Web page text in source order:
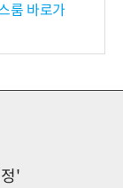
룸 바로가
'